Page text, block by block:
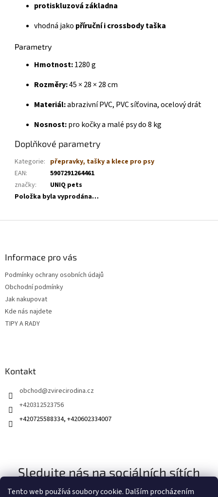
Tento web používá soubory cookie. Dalším procházením
protiskluzová základna
vhodná jako příruční i crossbody taška
Parametry
Hmotnost:1280 g
Rozměry:45 × 28 × 28 cm
Materiál:abrazivní PVC, PVC síťovina, ocelový drát
Nosnost:pro kočky a malé psy do 8 kg
Doplňkové parametry
Kategorie: přepravky, tašky a klece pro psy
EAN:
5907291264461
značky:
UNIQ pets
Položka byla vyprodána…
Informace pro vás
Podmínky ochrany osobních údajů
Obchodní podmínky
Jak nakupovat
Kde nás najdete
TIPY A RADY
Kontakt
obchod@zvirecirodina.cz
+420312523756
+420725588334, +420602334007
Sledujte nás na sociálních sítích